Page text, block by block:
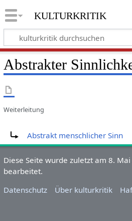
kulturkritik
Abstrakter
Weiterleitung
Abstrakt menschlicher Sinn
Diese Seite wurde zuletzt am 8.
bearbeitet.
Datenschutz
Über kulturkritik